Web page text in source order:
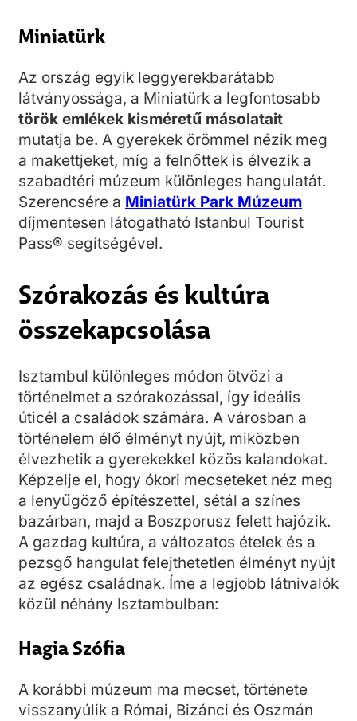
Miniatürk
Az ország egyik leggyerekbarátabb
látványossága, a Miniatürk a legfontosabb
török emlékek kisméretű másolatait
mutatja be. A gyerekek örömmel nézik meg
a makettjeket, míg a felnőttek is élvezik a
szabadtéri múzeum különleges hangulatát.
Szerencsére a Miniatürk Park Múzeum
díjmentesen látogatható Istanbul Tourist
Pass® segítségével.
Szórakozás és kultúra
összekapcsolása
Isztambul különleges módon ötvözi a
történelmet a szórakozással, így ideális
úticél a családok számára. A városban a
történelem élő élményt nyújt, miközben
élvezhetik a gyerekekkel közös kalandokat.
Képzelje el, hogy ókori mecseteket néz meg
a lenyűgöző építészettel, sétál a színes
bazárban, majd a Boszporusz felett hajózik.
A gazdag kultúra, a változatos ételek és a
pezsgő hangulat felejthetetlen élményt nyújt
az egész családnak. Íme a legjobb látnivalók
közül néhány Isztambulban:
Hagia Szófia
A korábbi múzeum ma mecset, története
visszanyúlik a Római, Bizánci és Oszmán